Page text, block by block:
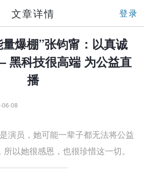
文章详情 登录
爆棚”张钧甯：以真诚
科技很高端 为公益直
播
06-08
演员，她可能一辈子都无法将公益
以她很感恩，也很珍惜这一切。